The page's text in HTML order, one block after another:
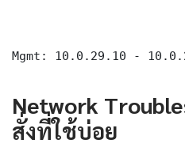
Mgmt: 10.0.29.10 -
Network
สั่งที่ใช้บ่อย